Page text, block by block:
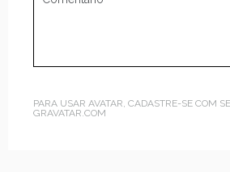
PARA USAR AVATAR, CADASTRE-SE COM
GRAVATAR.COM